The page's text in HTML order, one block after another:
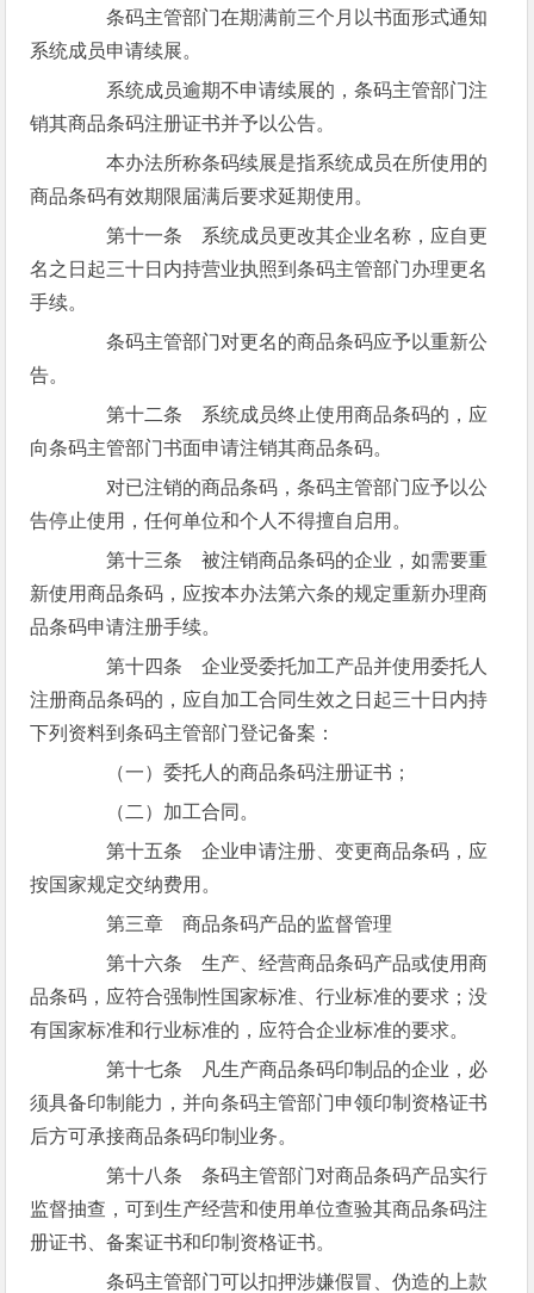
条码主管部门在期满前三个月以书面形式通知
系统成员申请续展。
系统成员逾期不申请续展的，条码主管部门注
销其商品条码注册证书并予以公告。
本办法所称条码续展是指系统成员在所使用的
商品条码有效期限届满后要求延期使用。
第十一条 系统成员更改其企业名称，应自更
名之日起三十日内持营业执照到条码主管部门办理更名
手续。
条码主管部门对更名的商品条码应予以重新公
告。
第十二条 系统成员终止使用商品条码的，应
向条码主管部门书面申请注销其商品条码。
对已注销的商品条码，条码主管部门应予以公
告停止使用，任何单位和个人不得擅自启用。
第十三条 被注销商品条码的企业，如需要重
新使用商品条码，应按本办法第六条的规定重新办理商
品条码申请注册手续。
第十四条 企业受委托加工产品并使用委托人
注册商品条码的，应自加工合同生效之日起三十日内持
下列资料到条码主管部门登记备案：
（一）委托人的商品条码注册证书；
（二）加工合同。
第十五条 企业申请注册、变更商品条码，应
按国家规定交纳费用。
第三章 商品条码产品的监督管理
第十六条 生产、经营商品条码产品或使用商
品条码，应符合强制性国家标准、行业标准的要求；没
有国家标准和行业标准的，应符合企业标准的要求。
第十七条 凡生产商品条码印制品的企业，必
须具备印制能力，并向条码主管部门申领印制资格证书
后方可承接商品条码印制业务。
第十八条 条码主管部门对商品条码产品实行
监督抽查，可到生产经营和使用单位查验其商品条码注
册证书、备案证书和印制资格证书。
条码主管部门可以扣押涉嫌假冒、伪造的上款